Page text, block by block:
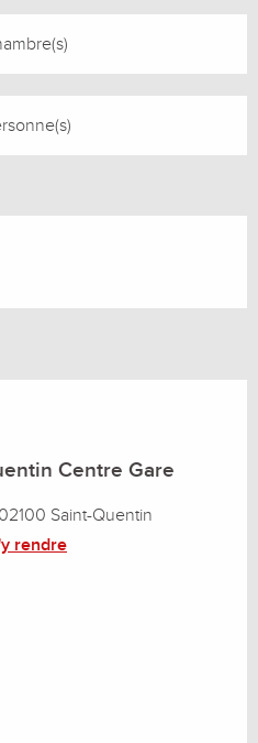
Centre Gare
Saint-Quentin
rendre